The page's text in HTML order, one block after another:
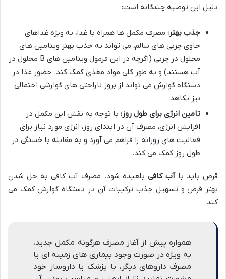
دلیل این توصیه چندگانه است:
جذب بهتر: مصرف مکمل ها همراه با غذا، به ویژه غذاهای
حاوی چربی های سالم، می تواند به جذب بهتر ویتامین های
محلول در چربی (اگرچه در این فرمول ویتامین های B محلول در
آب هستند) و به طور کلی مواد مغذی کمک کند. حضور غذا در
دستگاه گوارش می تواند از بروز ناراحتی های گوارشی احتمالی
نیز بکاهد.
تامین انرژی برای طول روز: با توجه به نقش این مکمل در
افزایش انرژی، مصرف آن در ابتدای روز، انرژی مورد نیاز برای
فعالیت های روزانه را فراهم می آورد و به مقابله با خستگی در
طول روز کمک می کند.
قرص باید باآب کافی بلعیده شود. مصرف آب کافی به حل شدن
بهتر قرص و تسهیل جذب ترکیبات آن در دستگاه گوارش کمک می
کند.
همواره پیش از آغاز مصرف هرگونه مکمل جدید،
به ویژه در صورت وجود بیماری های زمینه ای یا
مصرف داروهای دیگر، با پزشک یا داروساز خود